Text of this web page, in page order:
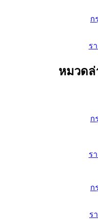
ก
ร
หมวดล่
ก
ร
ก
ร